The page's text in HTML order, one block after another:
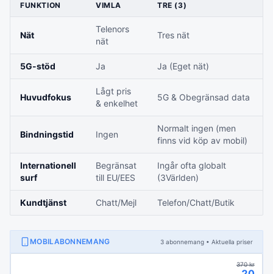
FUNKTION VIMLA TRE (3)
Nät
Telenors
nät
Tres nät
5G-stöd Ja Ja (Eget nät)
Huvudfokus
Lågt pris
& enkelhet
5G & Obegränsad data
Bindningstid Ingen
Normalt ingen (men
finns vid köp av mobil)
Internationell
surf
Begränsat
till EU/EES
Ingår ofta globalt
(3Världen)
Kundtjänst Chatt/Mejl Telefon/Chatt/Butik
MOBILABONNEMANG 3 abonnemang • Aktuella priser
370kr